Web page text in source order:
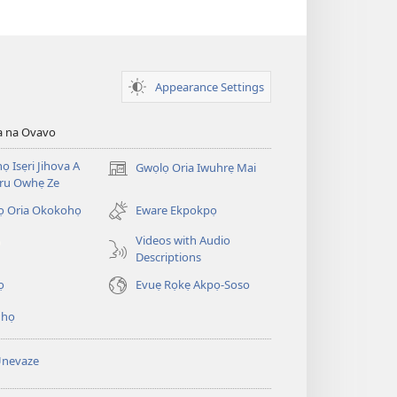
Appearance Settings
na Ovavo
Isẹri Jihova A
Owhẹ Ze
Gwọlọ Oria Iwuhrẹ Mai
(opens
window)
Oria Okokohọ
Eware Ekpokpọ
Videos with Audio
Descriptions
Evuẹ Rọkẹ Akpọ-Soso